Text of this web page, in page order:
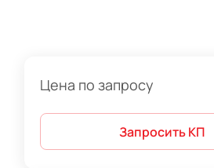
Цена по запросу
Запросить КП